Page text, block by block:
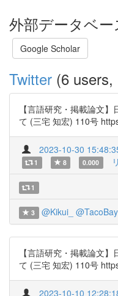
外部データベ
Google Scholar
Twitter (6
【言語研究・掲載論文
て (三宅 知宏) 110号
2023-10-30
1 8 0.000
1
3 @Kikui_
【言語研究・掲載論文
て (三宅 知宏) 110号
2023-10-10